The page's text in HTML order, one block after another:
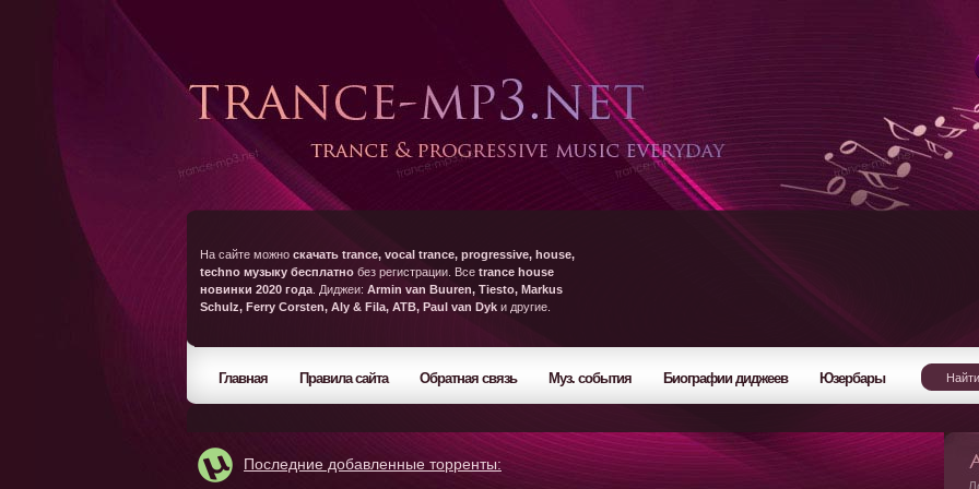
На сайте можно скачать trance, vocal trance, progressive, house,
techno музыку бесплатно без регистрации. Все trance house
новинки 2020 года . Диджеи: Armin van Buuren, Tiesto, Markus
Schulz, Ferry Corsten, Aly & Fila, ATB, Paul van Dyk и другие.
Главная Правила сайта Обратная связь Муз. события Биографии диджеев Юзербары
Последние добавленные торренты: